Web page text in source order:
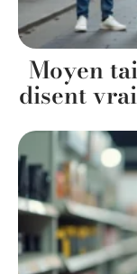
Moyen
disent